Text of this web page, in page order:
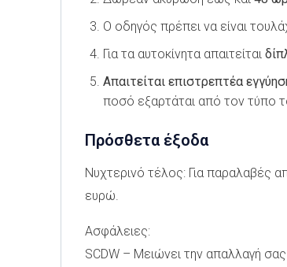
Ο οδηγός πρέπει να είναι
Για τα αυτοκίνητα απαιτείται
Απαιτείται επιστρεπτέα
ποσό εξαρτάται από τον τύπο
Πρόσθετα έξοδα
Νυχτερινό τέλος: Για παραλαβές
ευρώ.
Ασφάλειες:
SCDW – Μειώνει την απαλλαγή